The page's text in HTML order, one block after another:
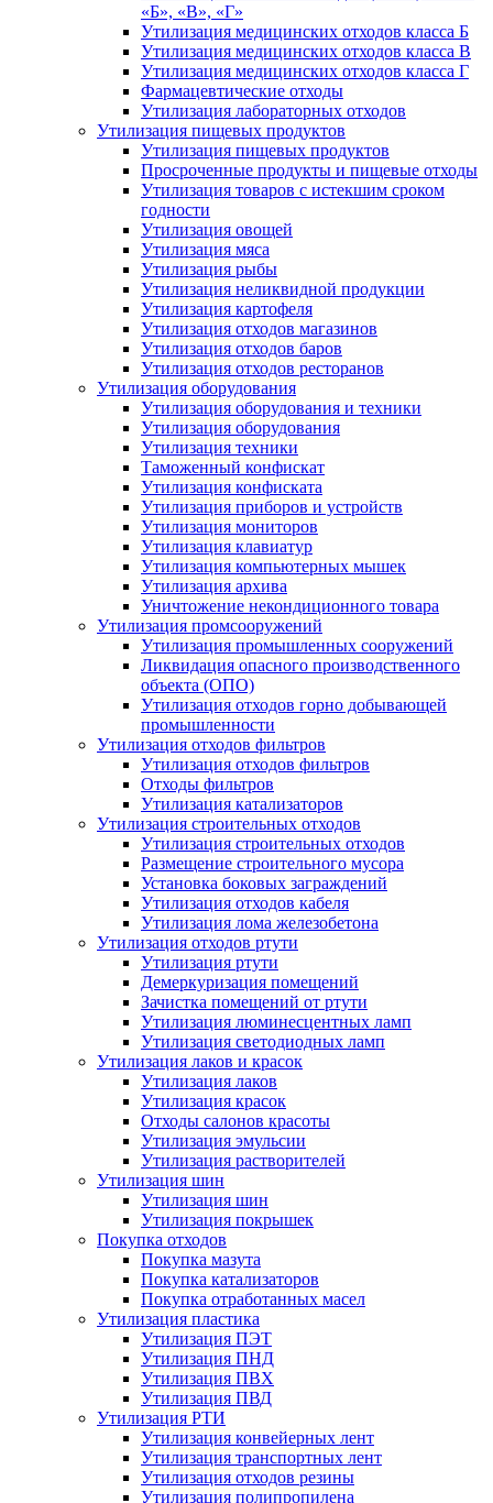
«Б», «В», «Г»
Утилизация медицинских отходов класса Б
Утилизация медицинских отходов класса В
Утилизация медицинских отходов класса Г
Фармацевтические отходы
Утилизация лабораторных отходов
Утилизация пищевых продуктов
Утилизация пищевых продуктов
Просроченные продукты и пищевые отходы
Утилизация товаров с истекшим сроком
годности
Утилизация овощей
Утилизация мяса
Утилизация рыбы
Утилизация неликвидной продукции
Утилизация картофеля
Утилизация отходов магазинов
Утилизация отходов баров
Утилизация отходов ресторанов
Утилизация оборудования
Утилизация оборудования и техники
Утилизация оборудования
Утилизация техники
Таможенный конфискат
Утилизация конфиската
Утилизация приборов и устройств
Утилизация мониторов
Утилизация клавиатур
Утилизация компьютерных мышек
Утилизация архива
Уничтожение некондиционного товара
Утилизация промсооружений
Утилизация промышленных сооружений
Ликвидация опасного производственного
объекта (ОПО)
Утилизация отходов горно добывающей
промышленности
Утилизация отходов фильтров
Утилизация отходов фильтров
Отходы фильтров
Утилизация катализаторов
Утилизация строительных отходов
Утилизация строительных отходов
Размещение строительного мусора
Установка боковых заграждений
Утилизация отходов кабеля
Утилизация лома железобетона
Утилизация отходов ртути
Утилизация ртути
Демеркуризация помещений
Зачистка помещений от ртути
Утилизация люминесцентных ламп
Утилизация светодиодных ламп
Утилизация лаков и красок
Утилизация лаков
Утилизация красок
Отходы салонов красоты
Утилизация эмульсии
Утилизация растворителей
Утилизация шин
Утилизация шин
Утилизация покрышек
Покупка отходов
Покупка мазута
Покупка катализаторов
Покупка отработанных масел
Утилизация пластика
Утилизация ПЭТ
Утилизация ПНД
Утилизация ПВХ
Утилизация ПВД
Утилизация РТИ
Утилизация конвейерных лент
Утилизация транспортных лент
Утилизация отходов резины
Утилизация полипропилена